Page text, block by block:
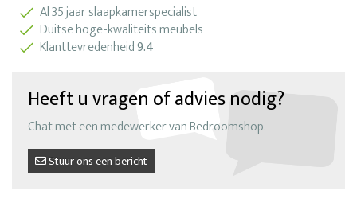
Al 35 jaar slaapkamerspecialist
Duitse hoge-kwaliteits meubels
Klanttevredenheid9.4
Heeft u vragen of advies nodig?
Chat met een medewerker van Bedroomshop.
Stuur ons een bericht